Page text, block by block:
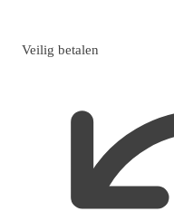
Veilig betalen